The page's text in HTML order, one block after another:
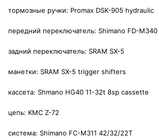
тормозные ручки: Promax DSK-905 hydraulic
передний переключатель: Shimano FD-M340
задний переключатель: SRAM SX-5
манетки: SRAM SX-5 trigger shifters
кассета: Shmano HG40 11-32t 8sp cassette
цепь: KMC Z-72
система: Shimano FC-M311 42/32/22T